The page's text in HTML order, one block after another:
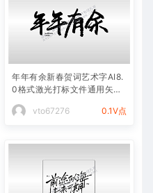
年年有余新春贺词艺术字AI8.
0格式激光打标文件通用矢量
vto67276
0.1V点